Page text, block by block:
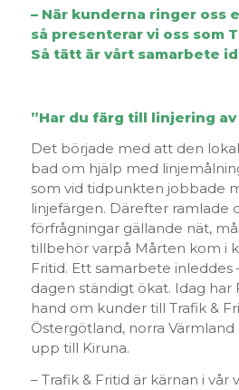
– När kunderna ringer oss
så presenterar vi oss som
Så tätt är vårt samarbete
”Har du färg till linjering
Det började med att den
bad om hjälp med
som vid tidpunkten jobbade
linjefärgen. Därefter ramlade
förfrågningar gällande nät,
tillbehör varpå Mårten kom i
Fritid. Ett samarbete inleddes
dagen ständigt ökat. Idag har
hand om kunder till Trafik &
Östergötland, norra
upp till Kiruna.
– Trafik & Fritid är kärnan i vår